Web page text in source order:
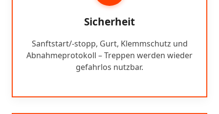
Sicherheit
Sanftstart/-stopp, Gurt, Klemmschutz und
Abnahmeprotokoll – Treppen werden wieder
gefahrlos nutzbar.